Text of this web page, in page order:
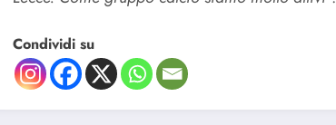
Condividi su